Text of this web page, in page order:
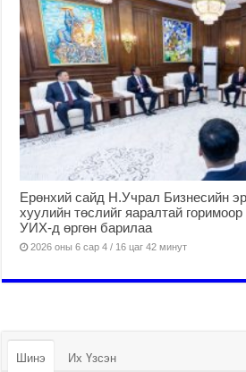
Ерөнхий сайд Н.Учрал Бизнесийн
хуулийн төслийг яаралтай
УИХ-д өргөн барилаа
2026 оны 6 сар 4 / 16 цаг 42 минут
Шинэ Их Үзсэн